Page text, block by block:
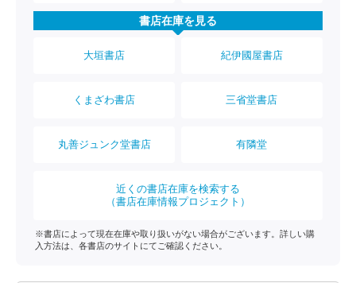
書店在庫を見る
大垣書店 紀伊國屋書店
くまざわ書店 三省堂書店
丸善ジュンク堂書店 有隣堂
近くの書店在庫を検索する
（書店在庫情報プロジェクト）
※書店によって現在在庫や取り扱いがない場合がございます。詳しい購
入方法は、各書店のサイトにてご確認ください。